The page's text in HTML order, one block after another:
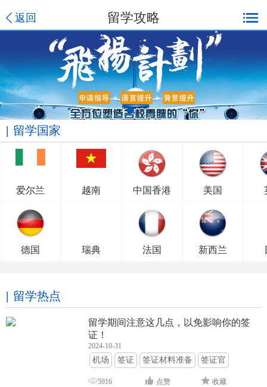
返回 留学攻略
留学国家
爱尔兰 越南 中国香港 美国
德国 瑞典 法国 新西兰
留学热点
留学期间注意这几点，以免影响你的签
证！
2024-10-31
机场 签证 签证材料准备 签证官
签证面试 签证申请攻略
5916 点赞 收藏